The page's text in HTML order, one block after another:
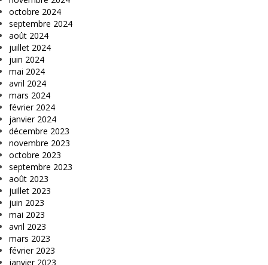
octobre 2024
septembre 2024
août 2024
juillet 2024
juin 2024
mai 2024
avril 2024
mars 2024
février 2024
janvier 2024
décembre 2023
novembre 2023
octobre 2023
septembre 2023
août 2023
juillet 2023
juin 2023
mai 2023
avril 2023
mars 2023
février 2023
janvier 2023